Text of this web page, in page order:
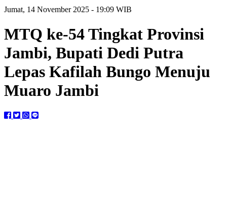
Jumat, 14 November 2025 - 19:09 WIB
MTQ ke-54 Tingkat Provinsi
Jambi, Bupati Dedi Putra
Lepas Kafilah Bungo Menuju
Muaro Jambi